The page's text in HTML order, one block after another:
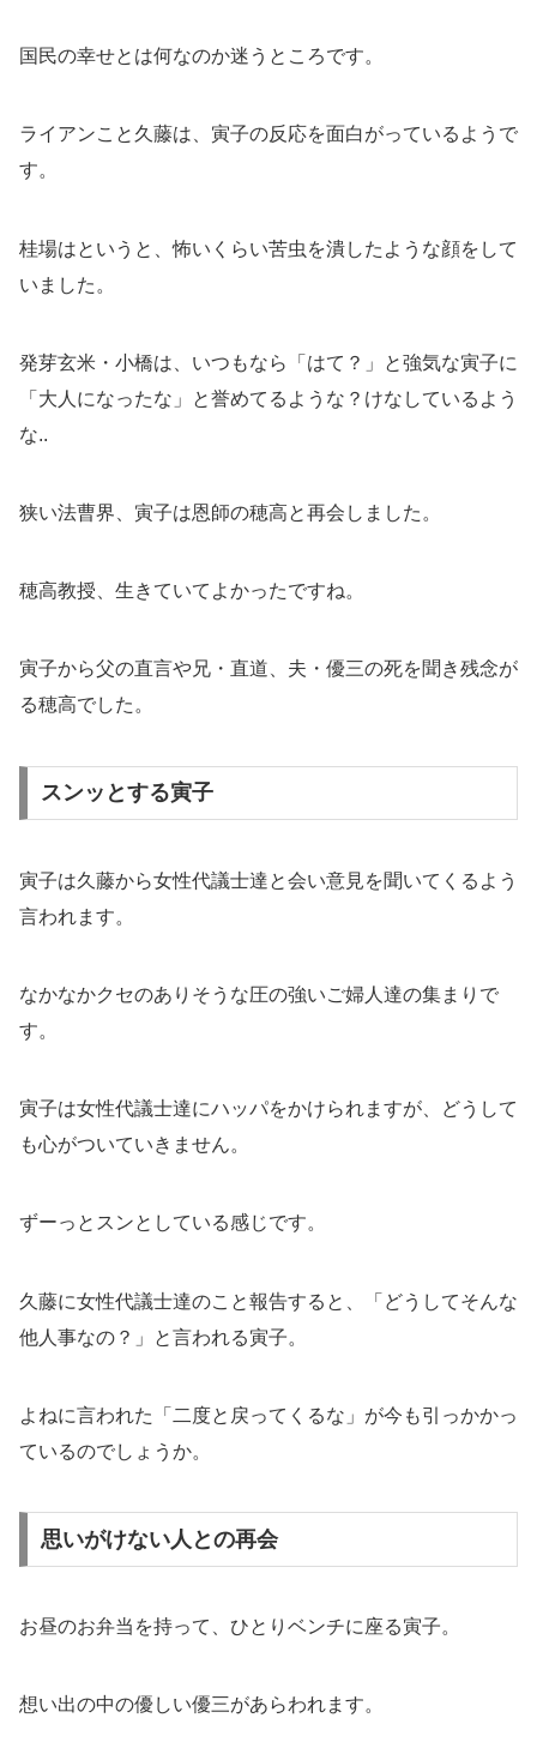
国民の幸せとは何なのか迷うところです。
ライアンこと久藤は、寅子の反応を面白がっているようで
す。
桂場はというと、怖いくらい苦虫を潰したような顔をして
いました。
発芽玄米・小橋は、いつもなら「はて？」と強気な寅子に
「大人になったな」と誉めてるような？けなしているよう
な..
狭い法曹界、寅子は恩師の穂高と再会しました。
穂高教授、生きていてよかったですね。
寅子から父の直言や兄・直道、夫・優三の死を聞き残念が
る穂高でした。
スンッとする寅子
寅子は久藤から女性代議士達と会い意見を聞いてくるよう
言われます。
なかなかクセのありそうな圧の強いご婦人達の集まりで
す。
寅子は女性代議士達にハッパをかけられますが、どうして
も心がついていきません。
ずーっとスンとしている感じです。
久藤に女性代議士達のこと報告すると、「どうしてそんな
他人事なの？」と言われる寅子。
よねに言われた「二度と戻ってくるな」が今も引っかかっ
ているのでしょうか。
思いがけない人との再会
お昼のお弁当を持って、ひとりベンチに座る寅子。
想い出の中の優しい優三があらわれます。